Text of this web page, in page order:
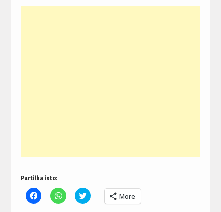
Partilha isto:
Click
to
Click
to
Click
to More